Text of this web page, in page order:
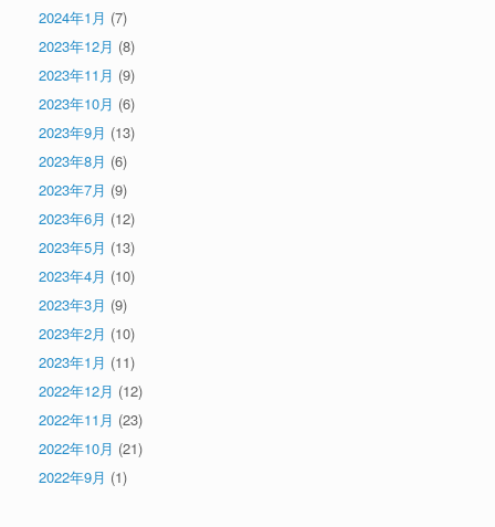
2024年1月 (7)
2023年12月 (8)
2023年11月 (9)
2023年10月 (6)
2023年9月 (13)
2023年8月 (6)
2023年7月 (9)
2023年6月 (12)
2023年5月 (13)
2023年4月 (10)
2023年3月 (9)
2023年2月 (10)
2023年1月 (11)
2022年12月 (12)
2022年11月 (23)
2022年10月 (21)
2022年9月 (1)